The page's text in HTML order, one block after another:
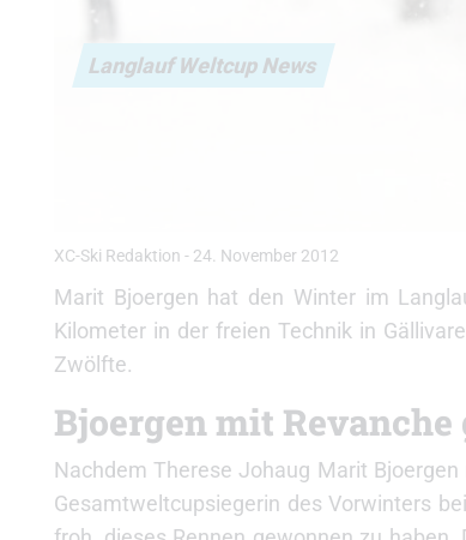
Langlauf Weltcup News
XC-Ski Redaktion - 24. November 2012
Marit Bjoergen hat den Winter im
Kilometer in der freien Technik in
Zwölfte.
Bjoergen mit Revanche
Nachdem Therese Johaug Marit
Gesamtweltcupsiegerin des Vorwinters